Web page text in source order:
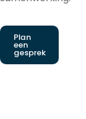
Plan
een
gesprek